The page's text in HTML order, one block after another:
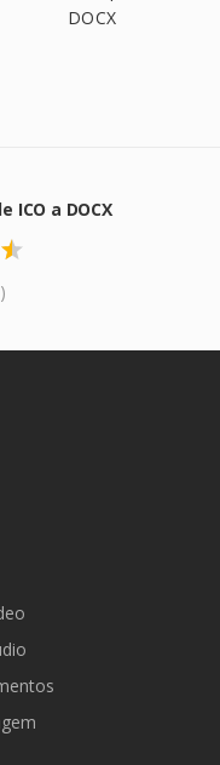
DOCX
ICO a DOCX